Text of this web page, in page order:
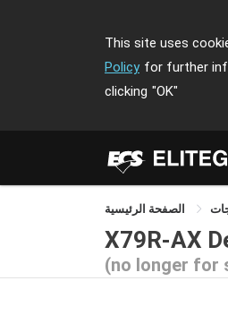
This site uses
Policy for further
clicking "OK"
X79R-AX
(no longer for